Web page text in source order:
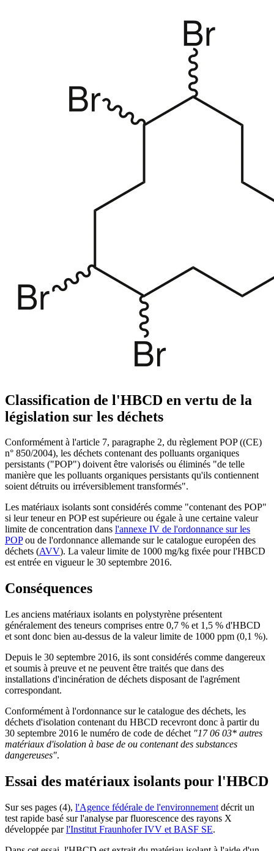
Classification de l'HBCD en vertu de la
législation sur les déchets
Conformément à l'article 7, paragraphe 2, du règlement POP ((CE)
n° 850/2004), les déchets contenant des polluants organiques
persistants ("POP") doivent être valorisés ou éliminés "de telle
manière que les polluants organiques persistants qu'ils contiennent
soient détruits ou irréversiblement transformés".
Les matériaux isolants sont considérés comme "contenant des POP"
si leur teneur en POP est supérieure ou égale à une certaine valeur
limite de concentration dans l'annexe IV de l'ordonnance sur les
POPou de l'ordonnance allemande sur le catalogue européen des
déchets (AVV). La valeur limite de 1000 mg/kg fixée pour l'HBCD
est entrée en vigueur le 30 septembre 2016.
Conséquences
Les anciens matériaux isolants en polystyrène présentent
généralement des teneurs comprises entre 0,7 % et 1,5 % d'HBCD
et sont donc bien au-dessus de la valeur limite de 1000 ppm (0,1 %).
Depuis le 30 septembre 2016, ils sont considérés comme dangereux
et soumis à preuve et ne peuvent être traités que dans des
installations d'incinération de déchets disposant de l'agrément
correspondant.
Conformément à l'ordonnance sur le catalogue des déchets, les
déchets d'isolation contenant du HBCD recevront donc à partir du
30 septembre 2016 le numéro de code de déchet "17 06 03* autres
matériaux d'isolation à base de ou contenant des substances
dangereuses".
Essai des matériaux isolants pour l'HBCD
Sur ses pages (4), l'Agence fédérale de l'environnement décrit un
test rapide basé sur l'analyse par fluorescence des rayons X
développée parl'Institut Fraunhofer IVV et BASF SE.